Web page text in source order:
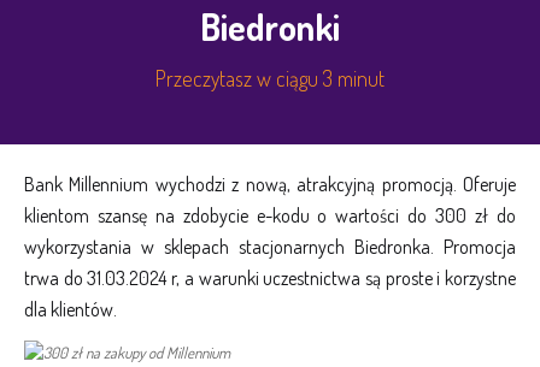
Biedronki
Przeczytasz w ciągu 3 minut
Bank Millennium wychodzi z nową, atrakcyjną promocją. Oferuje
klientom szansę na zdobycie e-kodu o wartości do 300 zł do
wykorzystania w sklepach stacjonarnych Biedronka. Promocja
trwa do 31.03.2024 r, a warunki uczestnictwa są proste i korzystne
dla klientów.